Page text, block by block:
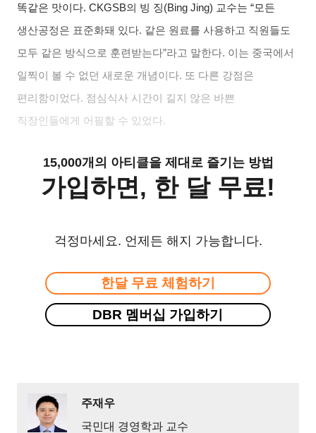
똑같은 맛이다. CKGSB의 빙 징(Bing Jing) 교수는 “모든
생산공정은 표준화돼 있다. 같은 원료를 사용하고 직원들도
모두 같은 방식으로 훈련받는다”라고 말한다. 이는 중국에서
일찍이 볼 수 없던 새로운 개념이다. 또 다른 강점은
편리함이었다. 점심식사 시간이 길지 않은 바쁜
직장인들에게 어필할 수 있었다.
15,000개의 아티클을 제대로 즐기는 방법
가입하면, 한 달 무료!
걱정마세요. 언제든 해지 가능합니다.
한달 무료 체험하기
DBR 멤버십 가입하기
주재우
국민대 경영학과 교수